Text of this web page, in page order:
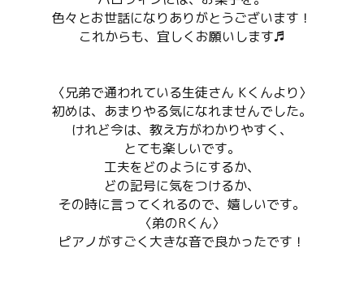
色々とお世話になりありがとうございます！
これからも、宜しくお願いします♬
〈兄弟で通われている生徒さん Kくんより〉
初めは、あまりやる気になれませんでした。
けれど今は、教え方がわかりやすく、
とても楽しいです。
工夫をどのようにするか、
どの記号に気をつけるか、
その時に言ってくれるので、嬉しいです。
〈弟のRくん〉
ピアノがすごく大きな音で良かったです！